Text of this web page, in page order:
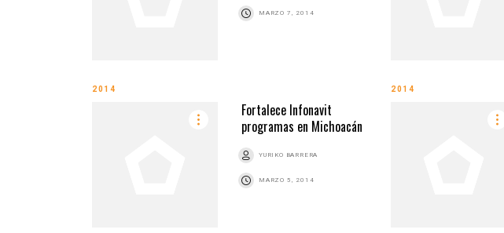
MARZO 7, 2014
2014
Fortalece Infonavit
programas en Michoacán
YURIKO BARRERA
MARZO 5, 2014
2014